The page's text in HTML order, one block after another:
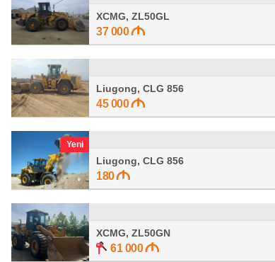
XCMG, ZL50GL
37 000
Liugong, CLG 856
45 000
Yeni
Liugong, CLG 856
180
XCMG, ZL50GN
61 000